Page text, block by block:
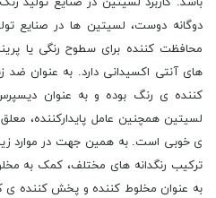
دوگانه دوست، لسیتین ها در صنایع
محافظت کننده برای سطوح رنگی یا
های آنتی اکسیدانی دارد. به عنوان
کننده ی رنگ بوده و به عنوان
لسیتین همچنین عامل پایدارکننده،
ی خوبی است. به همین جهت در موارد زیر
ترکیب رنگدانه های مختلف، کمک به
به عنوان مخلوط کننده و پخش کننده